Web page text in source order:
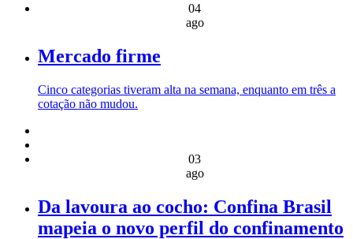
04
ago
Mercado firme
Cinco categorias tiveram alta na semana, enquanto em três a
cotação não mudou.
03
ago
Da lavoura ao cocho: Confina Brasil
mapeia o novo perfil do confinamento